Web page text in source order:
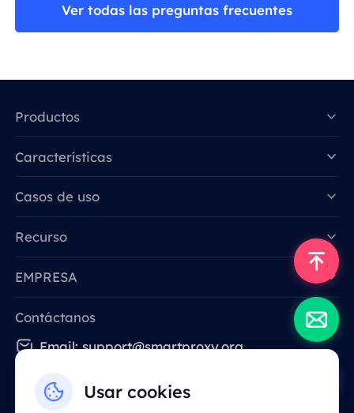
Ver todas las preguntas frecuentes
Usar cookies
Productos
Características
Casos de uso
Recurso
EMPRESA
Contáctanos
Email: support@smartproxy.org